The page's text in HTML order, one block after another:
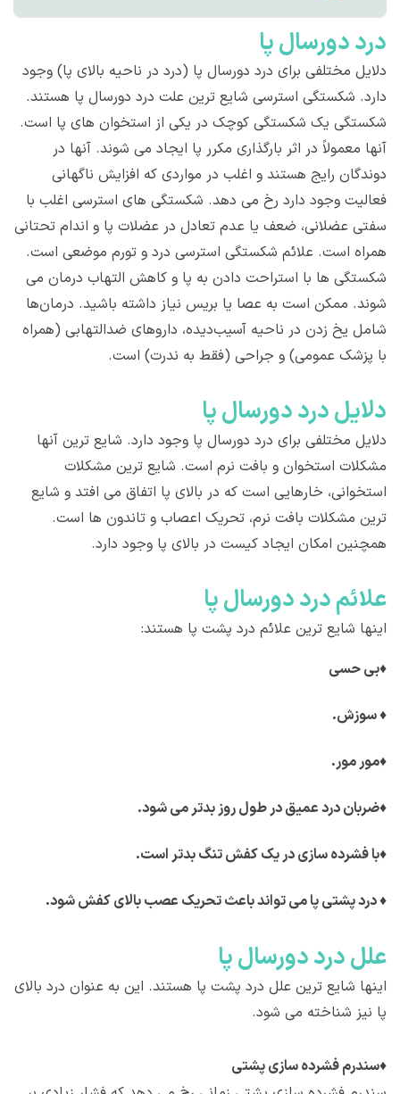
درد دورسال پا
دلایل مختلفی برای درد دورسال پا (درد در ناحیه بالای پا) وجود
دارد. شکستگی استرسی شایع ترین علت درد دورسال پا هستند.
شکستگی یک شکستگی کوچک در یکی از استخوان های پا است.
آنها معمولاً در اثر بارگذاری مکرر پا ایجاد می شوند. آنها در
دوندگان رایج هستند و اغلب در مواردی که افزایش ناگهانی
فعالیت وجود دارد رخ می دهد. شکستگی های استرسی اغلب با
سفتی عضلانی، ضعف یا عدم تعادل در عضلات پا و اندام تحتانی
همراه است. علائم شکستگی استرسی درد و تورم موضعی است.
شکستگی ها با استراحت دادن به پا و کاهش التهاب درمان می
شوند. ممکن است به عصا یا بریس نیاز داشته باشید. درمان‌ها
شامل یخ زدن در ناحیه آسیب‌دیده، داروهای ضدالتهابی (همراه
با پزشک عمومی) و جراحی (فقط به ندرت) است.
دلایل درد دورسال پا
دلایل مختلفی برای درد دورسال پا وجود دارد. شایع ترین آنها
مشکلات استخوان و بافت نرم است. شایع ترین مشکلات
استخوانی، خارهایی است که در بالای پا اتفاق می افتد و شایع
ترین مشکلات بافت نرم، تحریک اعصاب و تاندون ها است.
همچنین امکان ایجاد کیست در بالای پا وجود دارد.
علائم درد دورسال پا
اینها شایع ترین علائم درد پشت پا هستند:
♦بی حسی
♦سوزش.
♦مور مور.
♦ضربان درد عمیق در طول روز بدتر می شود.
♦با فشرده سازی در یک کفش تنگ بدتر است.
♦درد پشتی پا می تواند باعث تحریک عصب بالای کفش شود.
علل درد دورسال پا
اینها شایع ترین علل درد پشت پا هستند. این به عنوان درد بالای
پا نیز شناخته می شود.
♦سندرم فشرده سازی پشتی